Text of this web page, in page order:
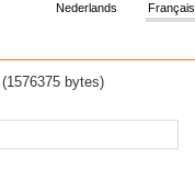
Français
Nederlands
bytes)